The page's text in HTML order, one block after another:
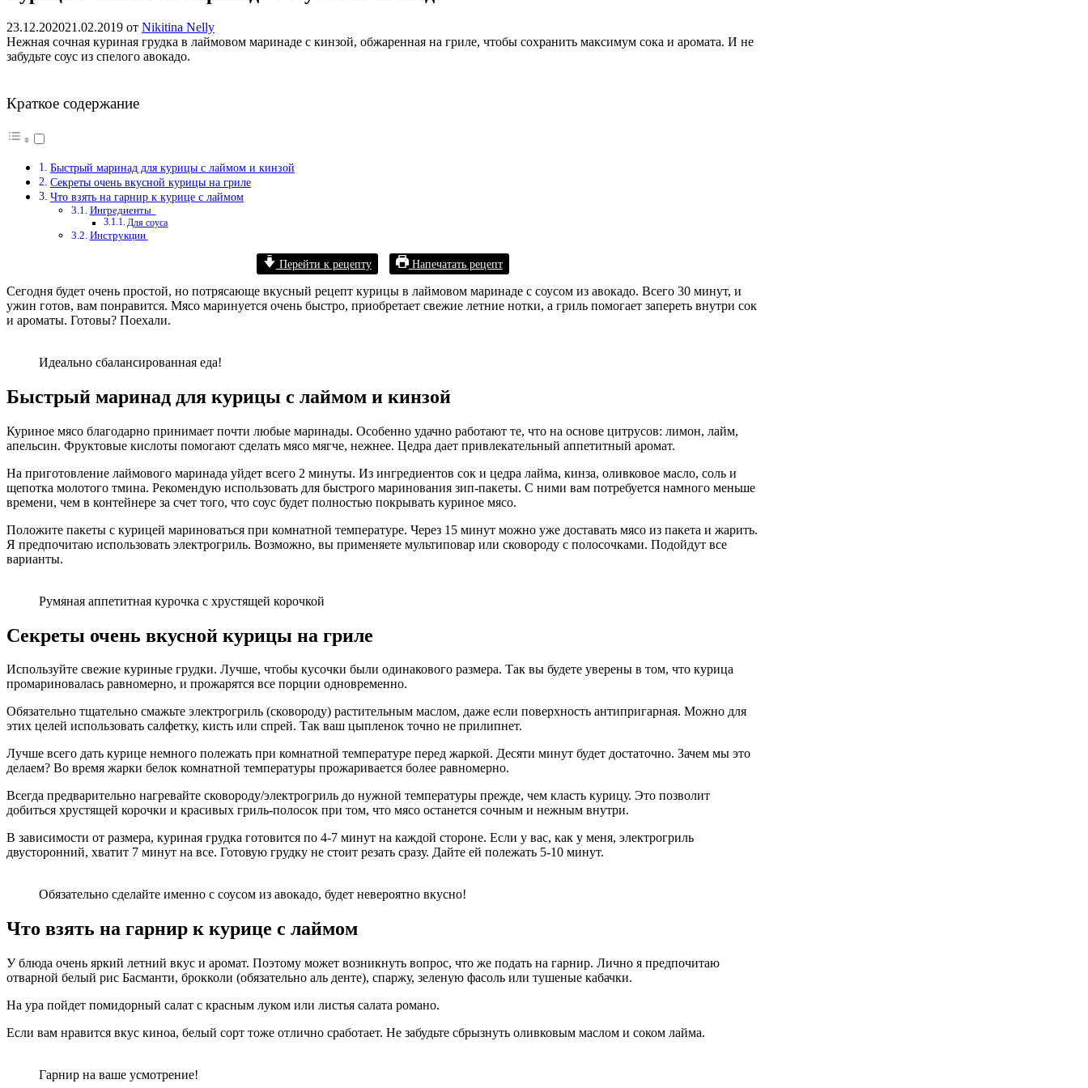
23.12.202021.02.2019 от Nikitina Nelly
Нежная сочная куриная грудка в лаймовом маринаде с кинзой, обжаренная на гриле, чтобы сохранить максимум сока и аромата. И не
забудьте соус из спелого авокадо.
Краткое содержание
Быстрый маринад для курицы с лаймом и кинзой
Секреты очень вкусной курицы на гриле
Что взять на гарнир к курице с лаймом
Ингредиенты
Для соуса
Инструкции
Перейти к рецепту Напечатать рецепт
Сегодня будет очень простой, но потрясающе вкусный рецепт курицы в лаймовом маринаде с соусом из авокадо. Всего 30 минут, и
ужин готов, вам понравится. Мясо маринуется очень быстро, приобретает свежие летние нотки, а гриль помогает запереть внутри сок
и ароматы. Готовы? Поехали.
Идеально сбалансированная еда!
Быстрый маринад для курицы с лаймом и кинзой
Куриное мясо благодарно принимает почти любые маринады. Особенно удачно работают те, что на основе цитрусов: лимон, лайм,
апельсин. Фруктовые кислоты помогают сделать мясо мягче, нежнее. Цедра дает привлекательный аппетитный аромат.
На приготовление лаймового маринада уйдет всего 2 минуты. Из ингредиентов сок и цедра лайма, кинза, оливковое масло, соль и
щепотка молотого тмина. Рекомендую использовать для быстрого маринования зип-пакеты. С ними вам потребуется намного меньше
времени, чем в контейнере за счет того, что соус будет полностью покрывать куриное мясо.
Положите пакеты с курицей мариноваться при комнатной температуре. Через 15 минут можно уже доставать мясо из пакета и жарить.
Я предпочитаю использовать электрогриль. Возможно, вы применяете мультиповар или сковороду с полосочками. Подойдут все
варианты.
Румяная аппетитная курочка с хрустящей корочкой
Секреты очень вкусной курицы на гриле
Используйте свежие куриные грудки. Лучше, чтобы кусочки были одинакового размера. Так вы будете уверены в том, что курица
промариновалась равномерно, и прожарятся все порции одновременно.
Обязательно тщательно смажьте электрогриль (сковороду) растительным маслом, даже если поверхность антипригарная. Можно для
этих целей использовать салфетку, кисть или спрей. Так ваш цыпленок точно не прилипнет.
Лучше всего дать курице немного полежать при комнатной температуре перед жаркой. Десяти минут будет достаточно. Зачем мы это
делаем? Во время жарки белок комнатной температуры прожаривается более равномерно.
Всегда предварительно нагревайте сковороду/электрогриль до нужной температуры прежде, чем класть курицу. Это позволит
добиться хрустящей корочки и красивых гриль-полосок при том, что мясо останется сочным и нежным внутри.
В зависимости от размера, куриная грудка готовится по 4-7 минут на каждой стороне. Если у вас, как у меня, электрогриль
двусторонний, хватит 7 минут на все. Готовую грудку не стоит резать сразу. Дайте ей полежать 5-10 минут.
Обязательно сделайте именно с соусом из авокадо, будет невероятно вкусно!
Что взять на гарнир к курице с лаймом
У блюда очень яркий летний вкус и аромат. Поэтому может возникнуть вопрос, что же подать на гарнир. Лично я предпочитаю
отварной белый рис Басманти, брокколи (обязательно аль денте), спаржу, зеленую фасоль или тушеные кабачки.
На ура пойдет помидорный салат с красным луком или листья салата романо.
Если вам нравится вкус киноа, белый сорт тоже отлично сработает. Не забудьте сбрызнуть оливковым маслом и соком лайма.
Гарнир на ваше усмотрение!